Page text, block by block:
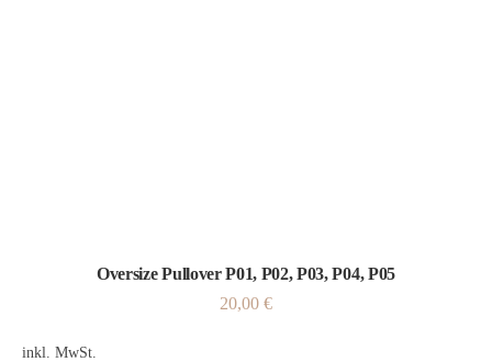
Oversize Pullover P01, P02, P03, P04, P05
20,00 €
inkl. MwSt.